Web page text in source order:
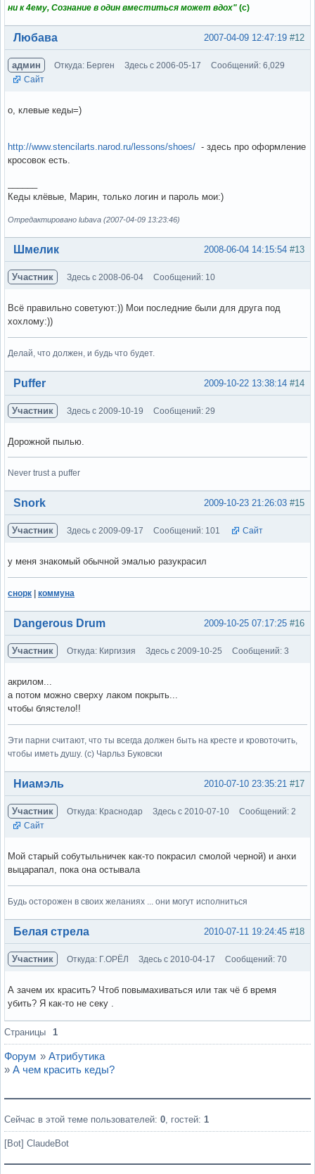
ни к 4ему, Сознание в один вместиться может вдох" (с)
Вне форума #12
2007-04-09 12:47:19
Любава
админ Откуда: Берген Здесь с 2006-05-17
Сообщений: 6,029
Сайт
о, клевые кеды=)
http://www.stencilarts.narod.ru/lessons/shoes/ - здесь про оформление
кросовок есть.
Кеды клёвые, Марин, только логин и пароль мои:)
Отредактировано lubava (2007-04-09 13:23:46)
Вне форума #13
2008-06-04 14:15:54
Шмелик
Участник Здесь с 2008-06-04 Сообщений: 10
Всё правильно советуют:)) Мои последние были для друга под
хохлому:))
Делай, что должен, и будь что будет.
Вне форума #14
2009-10-22 13:38:14
Puffer
Участник Здесь с 2009-10-19 Сообщений: 29
Дорожной пылью.
Never trust a puffer
Вне форума #15
2009-10-23 21:26:03
Snork
Участник Здесь с 2009-09-17 Сообщений: 101 Сайт
у меня знакомый обычной эмалью разукрасил
снорк коммуна
Вне форума #16
2009-10-25 07:17:25
Dangerous Drum
Участник Откуда: Киргизия Здесь с 2009-10-25 Сообщений: 3
акрилом...
а потом можно сверху лаком покрыть...
чтобы блястело!!
Эти парни считают, что ты всегда должен быть на кресте и кровоточить,
чтобы иметь душу. (c) Чарльз Буковски
Вне форума #17
2010-07-10 23:35:21
Ниамэль
Участник Откуда: Краснодар Здесь с 2010-07-10
Сообщений: 2
Сайт
Мой старый собутыльничек как-то покрасил смолой черной) и анхи
выцарапал, пока она остывала
Будь осторожен в своих желаниях ... они могут исполниться
Вне форума #18
2010-07-11 19:24:45
Белая стрела
Участник Откуда: Г.ОРЁЛ Здесь с 2010-04-17 Сообщений: 70
А зачем их красить? Чтоб повымахиваться или так чё б время
убить? Я как-то не секу .
Вне форума
Страницы 1
Форум » Атрибутика
» А чем красить кеды?
Сейчас в этой теме пользователей: 0, гостей: 1
[Bot] ClaudeBot